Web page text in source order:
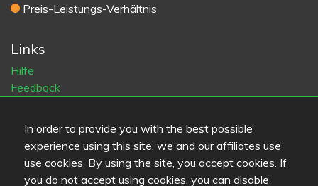
In order to provide you with the best possible
experience using this site, we and our affiliates use
use cookies. By using the site, you accept cookies. If
you do not accept using cookies, you can disable
Preis-Leistungs-Verhältnis
Links
Hilfe
Feedback
Datenschutzbestimmungen
Cookies